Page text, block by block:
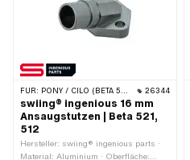
FÜR: PONY / CILO (BETA 521 & 512) 26344
swiing® ingenious 16 mm
Ansaugstutzen | Beta 521,
512
Hersteller: swiing® ingenious parts ·
Material: Aluminium · Oberfläche: